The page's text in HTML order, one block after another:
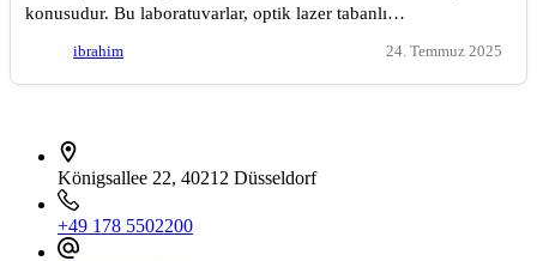
konusudur. Bu laboratuvarlar, optik lazer tabanlı…
ibrahim 24. Temmuz 2025
Königsallee 22, 40212 Düsseldorf
+49 178 5502200